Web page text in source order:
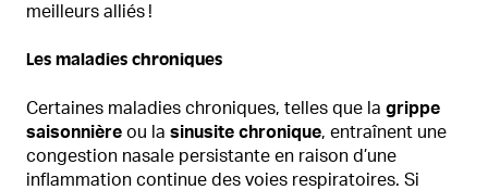
meilleurs alliés !
Les maladies chroniques
Certaines maladies chroniques, telles que lagrippe
saisonnière ou lasinusite chronique, entraînent une
congestion nasale persistante en raison d’une
inflammation continue des voies respiratoires. Si